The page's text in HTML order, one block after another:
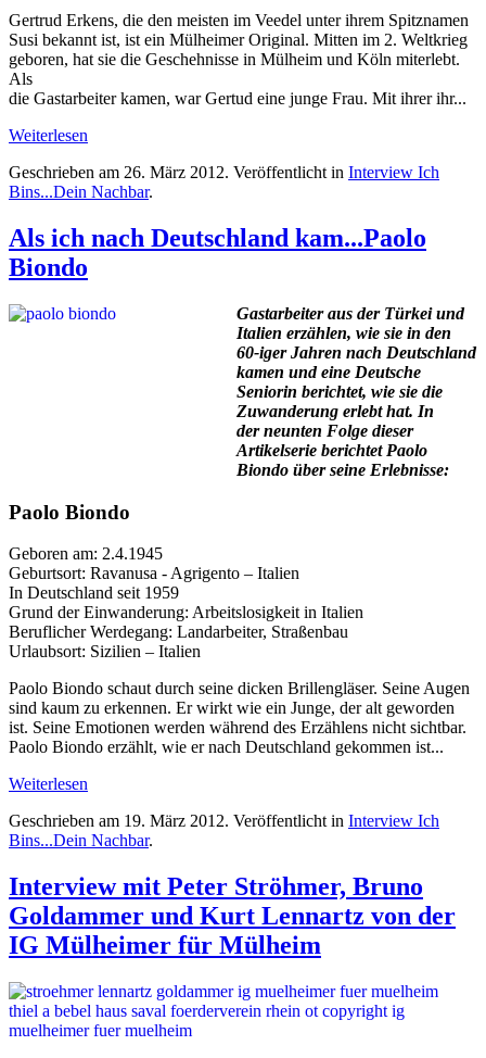
Gertrud Erkens, die den meisten im Veedel unter ihrem Spitznamen
Susi bekannt ist, ist ein Mülheimer Original. Mitten im 2. Weltkrieg
geboren, hat sie die Geschehnisse in Mülheim und Köln miterlebt.
Als
die Gastarbeiter kamen, war Gertud eine junge Frau. Mit ihrer ihr...
Weiterlesen
Geschrieben am 26. März 2012. Veröffentlicht in Interview Ich
Bins...Dein Nachbar.
Als ich nach Deutschland kam...Paolo
Biondo
Gastarbeiter aus der Türkei und
Italien erzählen, wie sie in den
60-iger Jahren nach Deutschland
kamen und eine Deutsche
Seniorin berichtet, wie sie die
Zuwanderung erlebt hat. In
der neunten Folge dieser
Artikelserie berichtet Paolo
Biondo über seine Erlebnisse:
Paolo Biondo
Geboren am: 2.4.1945
Geburtsort: Ravanusa - Agrigento – Italien
In Deutschland seit 1959
Grund der Einwanderung: Arbeitslosigkeit in Italien
Beruflicher Werdegang: Landarbeiter, Straßenbau
Urlaubsort: Sizilien – Italien
Paolo Biondo schaut durch seine dicken Brillengläser. Seine Augen
sind kaum zu erkennen. Er wirkt wie ein Junge, der alt geworden
ist. Seine Emotionen werden während des Erzählens nicht sichtbar.
Paolo Biondo erzählt, wie er nach Deutschland gekommen ist...
Weiterlesen
Geschrieben am 19. März 2012. Veröffentlicht in Interview Ich
Bins...Dein Nachbar.
Interview mit Peter Ströhmer, Bruno
Goldammer und Kurt Lennartz von der
IG Mülheimer für Mülheim